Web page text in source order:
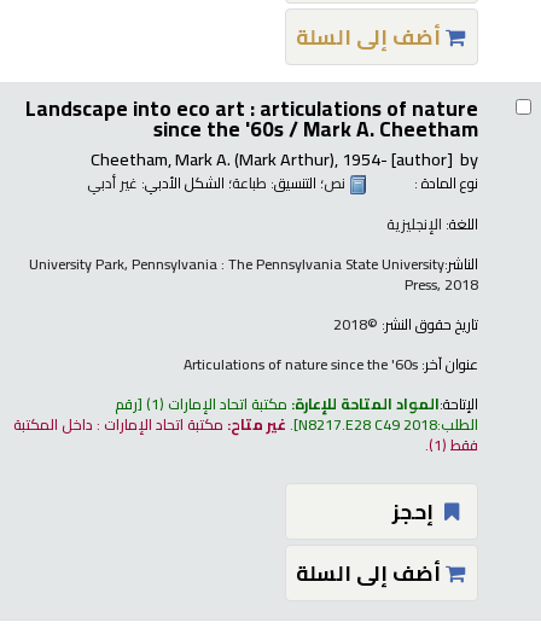
أضف إلى السلة
Landscape into eco art : articulations of nature
since the '60s /Mark A. Cheetham
by
Cheetham, Mark A. (Mark Arthur), 1954-[author]
نوع المادة : نص؛ التنسيق: طباعة؛ الشكل الأدبي: غير أدبي
اللغة: الإنجليزية
الناشر:University Park, Pennsylvania : The Pennsylvania State University
Press, 2018
تاريخ حقوق النشر: ©2018
عنوان آخر:Articulations of nature since the '60s
الإتاحة:المواد المتاحة للإعارة: مكتبة اتحاد الإمارات (1) رقم
الطلب:N8217.E28 C49 2018
.غير متاح: مكتبة اتحاد الإمارات : داخل المكتبة
فقط(1).
إحجز
أضف إلى السلة